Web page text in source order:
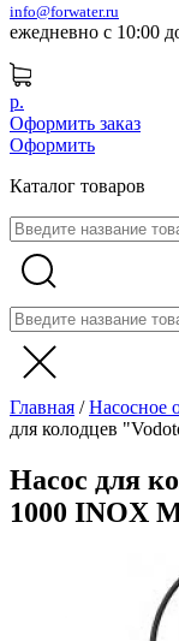
info@forwater.ru
ежедневно с 10:00
р.
Оформить заказ
Оформить
Каталог товаров
Главная /Насосное
для колодцев
Насос для
1000 INOX